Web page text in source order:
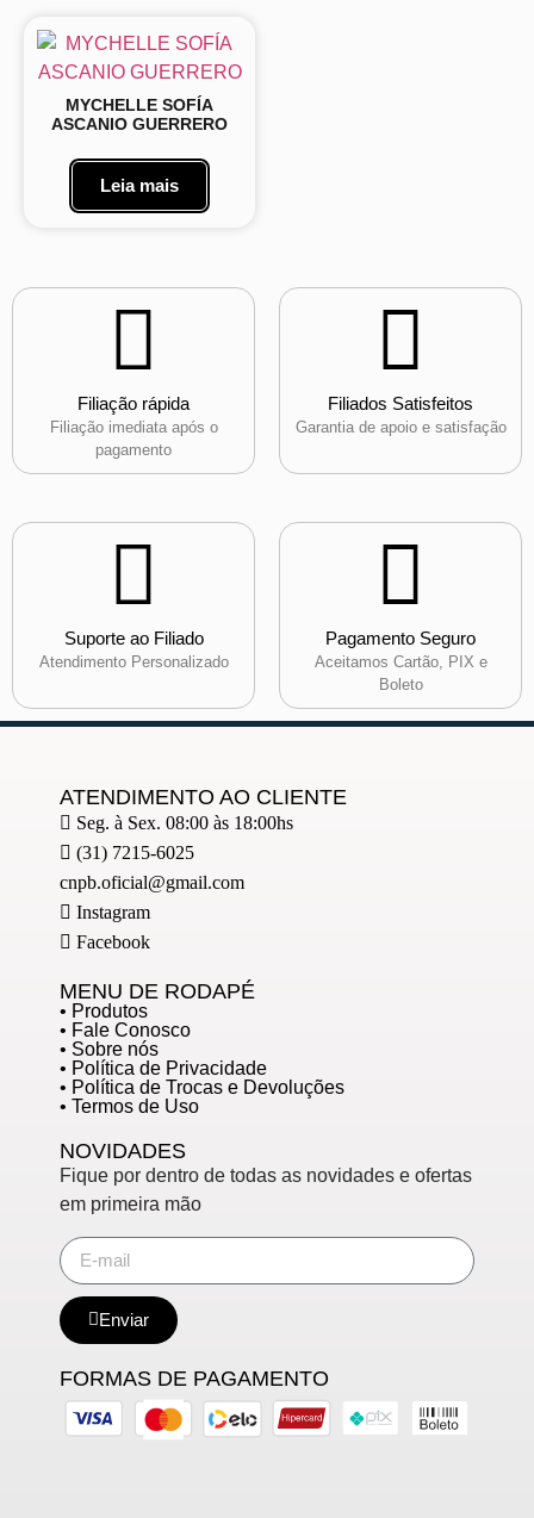
MYCHELLE SOFÍA
ASCANIO GUERRERO
Leia mais
Filiação rápida
Filiação imediata após o
pagamento
Filiados Satisfeitos
Garantia de apoio e satisfação
Suporte ao Filiado
Atendimento Personalizado
Pagamento Seguro
Aceitamos Cartão, PIX e
Boleto
ATENDIMENTO AO CLIENTE
Seg. à Sex. 08:00 às 18:00hs
(31) 7215-6025
cnpb.oficial@gmail.com
Instagram
Facebook
MENU DE RODAPÉ
• Produtos
• Fale Conosco
• Sobre nós
• Política de Privacidade
• Política de Trocas e Devoluções
• Termos de Uso
NOVIDADES
Fique por dentro de todas as novidades e ofertas
em primeira mão
Enviar
FORMAS DE PAGAMENTO